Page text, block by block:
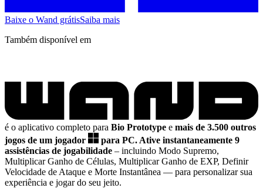
Baixe o Wand grátisSaiba mais
Também disponível em
é o aplicativo completo para Bio Prototype e mais de 3.500 outros
jogos de um jogador
para PC. Ative instantaneamente 9
assistências de jogabilidade – incluindo Modo Supremo,
Multiplicar Ganho de Células, Multiplicar Ganho de EXP, Definir
Velocidade de Ataque e Morte Instantânea — para personalizar sua
experiência e jogar do seu jeito.